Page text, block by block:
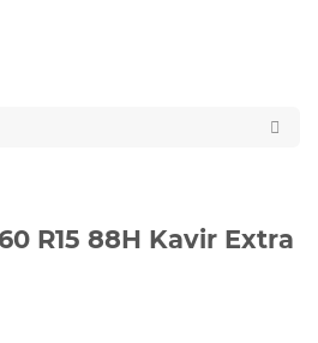
R15 88H Kavir Extra